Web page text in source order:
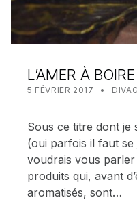
L’AMER À BOIRE
POSTED ON:
5 FÉVRIER 2017 CATEGORIZED IN:
Sous ce titre dont je
(oui parfois il faut
voudrais vous parler
produits qui, avant
aromatisés, sont…